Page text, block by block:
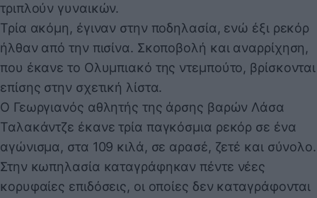
τριπλούν γυναικών.
Τρία ακόμη, έγιναν στην ποδηλασία, ενώ έξι ρεκόρ
ήλθαν από την πισίνα. Σκοποβολή και αναρρίχηση,
που έκανε το Ολυμπιακό της ντεμπούτο, βρίσκονται
επίσης στην σχετική λίστα.
Ο Γεωργιανός αθλητής της άρσης βαρών Λάσα
Ταλακάντζε έκανε τρία παγκόσμια ρεκόρ σε ένα
αγώνισμα, στα 109 κιλά, σε αρασέ, ζετέ και σύνολο.
Στην κωπηλασία καταγράφηκαν πέντε νέες
κορυφαίες επιδόσεις, οι οποίες δεν καταγράφονται